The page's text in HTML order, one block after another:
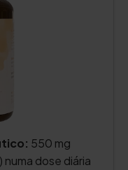
550 mg
) numa dose diária